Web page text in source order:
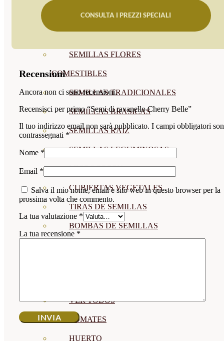
SEMILLAS AROMÁTICAS
SEMILLAS FLORES
COMESTIBLES
SEMILLAS TRADICIONALES
SEMILLAS BRASICAS
SEMILLAS RAÍZ
SEMILLAS LEGUMINOSAS
MICROGREEN
CUBIERTAS VEGETALES
TIRAS DE SEMILLAS
BOMBAS DE SEMILLAS
VER TODOS
TOMATES
HUERTO
CONSULTA I PREZZI SPECIALI
Recensioni
Ancora non ci sono recensioni.
Recensisci per primo “Semi di ravanello Cherry Belle”
Il tuo indirizzo email non sarà pubblicato. I campi obbligatori
contrassegnati *
Nome *
Email *
Salva il mio nome, email e sito web in questo browser per la
prossima volta che commento.
La tua valutazione *
La tua recensione *